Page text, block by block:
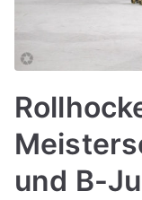
und B-